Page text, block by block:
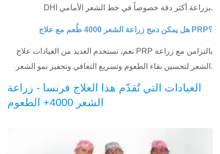
DHI بزراعة أكثر دقة خصوصاً في خط الشعر الأمامي.
هل يمكن دمج زراعة الشعر 4000 طُعم مع علاج PRP؟
نعم، تستخدم العديد من العيادات علاج PRP بالتزامن مع زراعة
الشعر لتحسين بقاء الطعوم وتسريع التعافي وتحفيز نمو الشعر.
العيادات التي تُقدّم هذا العلاج فرنسا - زراعة
الشعر 4000+ الطعوم